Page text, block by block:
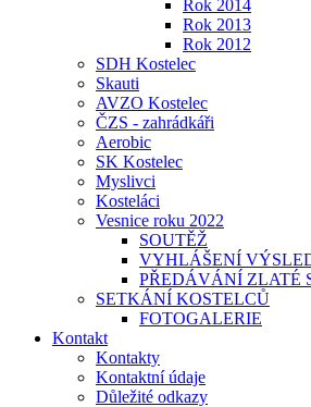
Rok 2014
Rok 2013
Rok 2012
SDH Kostelec
Skauti
AVZO Kostelec
ČZS - zahrádkáři
Aerobic
SK Kostelec
Myslivci
Kosteláci
Vesnice roku 2022
SOUTĚŽ
VYHLÁŠENÍ
PŘEDÁVÁNÍ ZLATÉ
SETKÁNÍ KOSTELCŮ
FOTOGALERIE
Kontakt
Kontakty
Kontaktní údaje
Důležité odkazy